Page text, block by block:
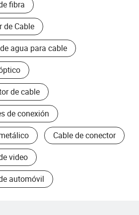
fibra
de Cable
agua para cable
de cable
de conexión
Cable de conector
video
automóvil